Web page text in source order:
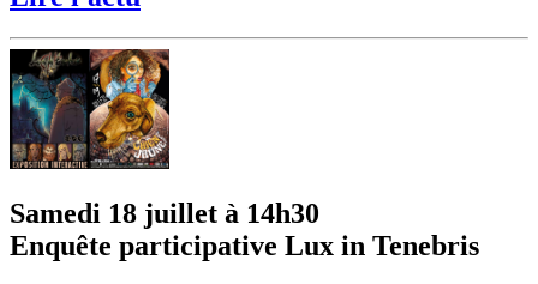
Samedi 18 juillet à 14h30
Enquête participative Lux in Tenebris